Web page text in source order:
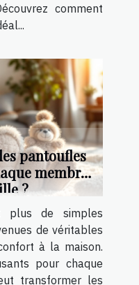
comment
pantoufles
membre
?
plus de simples
de véritables
à la maison.
pour chaque
transformer les